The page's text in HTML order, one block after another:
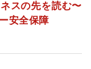
スの先を読む〜
安全保障